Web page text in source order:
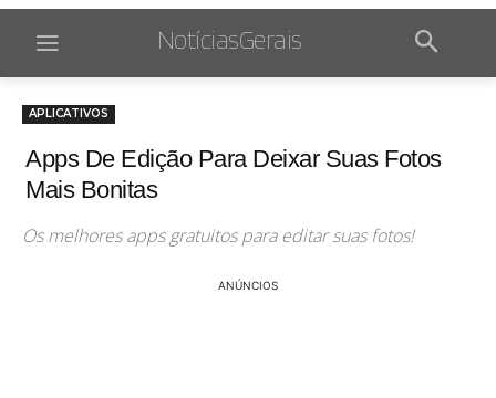
NotíciasGerais
APLICATIVOS
Apps De Edição Para Deixar Suas Fotos
Mais Bonitas
Os melhores apps gratuitos para editar suas fotos!
ANÚNCIOS